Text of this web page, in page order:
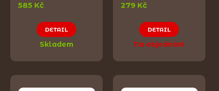
585 Kč
DETAIL
Skladem
279 Kč
DETAIL
Na objednání